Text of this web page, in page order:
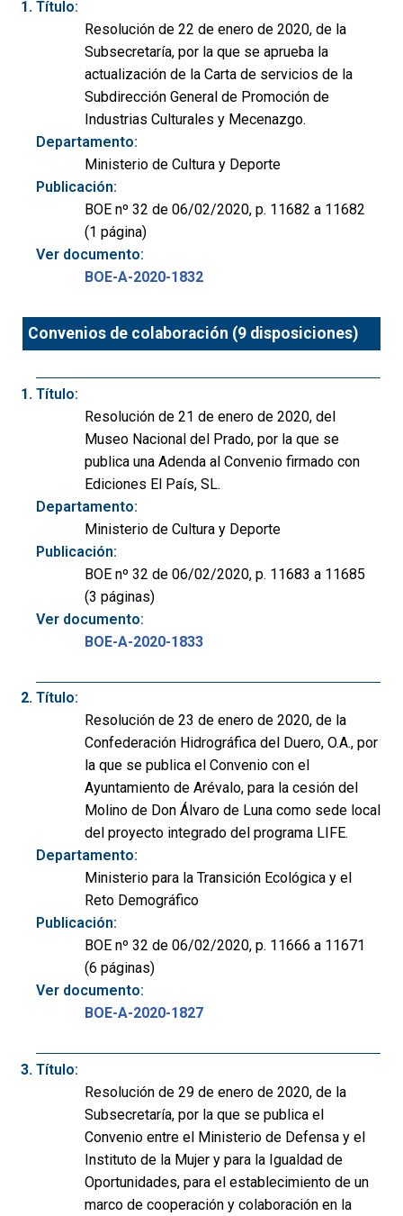
Título:
Resolución de 22 de enero de 2020, de la
Subsecretaría, por la que se aprueba la
actualización de la Carta de servicios de la
Subdirección General de Promoción de
Industrias Culturales y Mecenazgo.
Departamento:
Ministerio de Cultura y Deporte
Publicación:
BOE nº 32 de 06/02/2020, p. 11682 a 11682
(1 página)
Ver documento:
BOE-A-2020-1832
Convenios de colaboración (9 disposiciones)
Título:
Resolución de 21 de enero de 2020, del
Museo Nacional del Prado, por la que se
publica una Adenda al Convenio firmado con
Ediciones El País, SL.
Departamento:
Ministerio de Cultura y Deporte
Publicación:
BOE nº 32 de 06/02/2020, p. 11683 a 11685
(3 páginas)
Ver documento:
BOE-A-2020-1833
Título:
Resolución de 23 de enero de 2020, de la
Confederación Hidrográfica del Duero, O.A., por
la que se publica el Convenio con el
Ayuntamiento de Arévalo, para la cesión del
Molino de Don Álvaro de Luna como sede local
del proyecto integrado del programa LIFE.
Departamento:
Ministerio para la Transición Ecológica y el
Reto Demográfico
Publicación:
BOE nº 32 de 06/02/2020, p. 11666 a 11671
(6 páginas)
Ver documento:
BOE-A-2020-1827
Título:
Resolución de 29 de enero de 2020, de la
Subsecretaría, por la que se publica el
Convenio entre el Ministerio de Defensa y el
Instituto de la Mujer y para la Igualdad de
Oportunidades, para el establecimiento de un
marco de cooperación y colaboración en la